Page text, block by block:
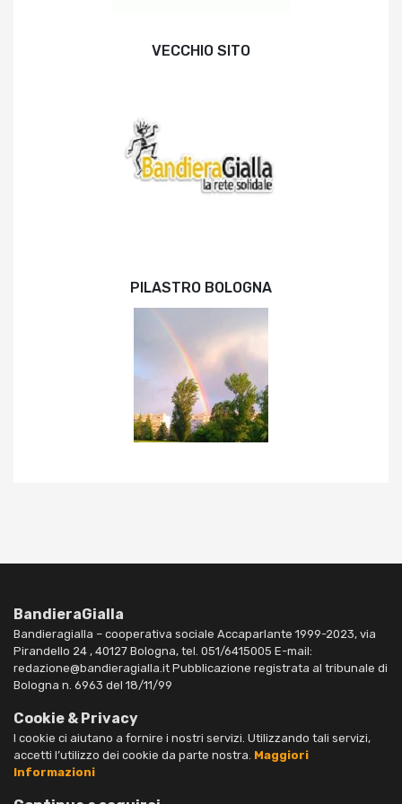
VECCHIO SITO
PILASTRO BOLOGNA
BandieraGialla
Bandieragialla – cooperativa sociale Accaparlante 1999-2023, via
Pirandello 24 , 40127 Bologna, tel. 051/6415005 E-mail:
redazione@bandieragialla.it Pubblicazione registrata al tribunale di
Bologna n. 6963 del 18/11/99
Cookie & Privacy
I cookie ci aiutano a fornire i nostri servizi. Utilizzando tali servizi,
accetti l’utilizzo dei cookie da parte nostra. Maggiori
Informazioni